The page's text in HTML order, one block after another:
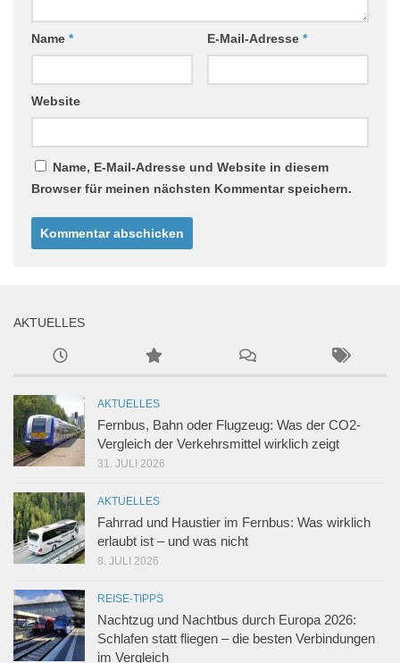
Name * E-Mail-Adresse *
Website
Name, E-Mail-Adresse und Website in diesem
Browser für meinen nächsten Kommentar speichern.
AKTUELLES
AKTUELLES
Fernbus, Bahn oder Flugzeug: Was der CO2-
Vergleich der Verkehrsmittel wirklich zeigt
31. JULI 2026
AKTUELLES
Fahrrad und Haustier im Fernbus: Was wirklich
erlaubt ist – und was nicht
8. JULI 2026
REISE-TIPPS
Nachtzug und Nachtbus durch Europa 2026:
Schlafen statt fliegen – die besten Verbindungen
im Vergleich